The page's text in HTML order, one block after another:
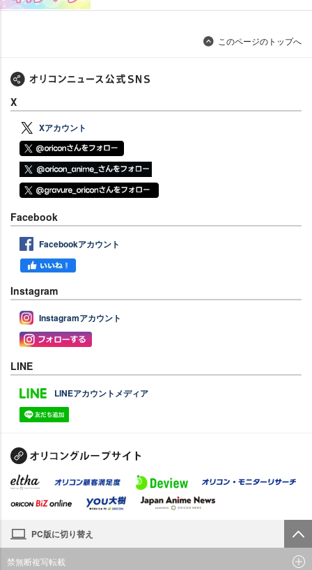
このページのトップへ
X
Xアカウント
Facebook
Facebookアカウント
Instagram
Instagramアカウント
LINE
LINEアカウントメディア
PC版に切り替え
禁無断複写転載